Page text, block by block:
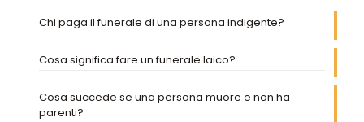
Chi paga il funerale di una persona indigente?
Cosa significa fare un funerale laico?
Cosa succede se una persona muore e non ha
parenti?